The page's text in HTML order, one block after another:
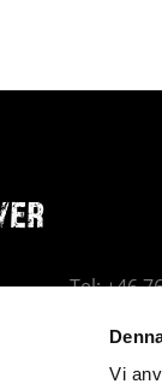
Vi
Tel: +46
Org.nr: